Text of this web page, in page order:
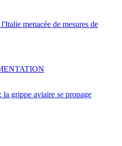
menacée de mesures de
la grippe aviaire se propage